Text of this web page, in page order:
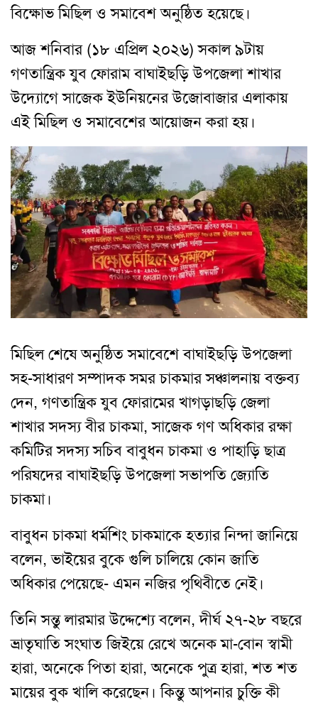
বিক্ষোভ মিছিল ও সমাবেশ অনুষ্ঠিত হয়েছে।
আজ শনিবার (১৮ এপ্রিল ২০২৬) সকাল ৯টায়
গণতান্ত্রিক যুব ফোরাম বাঘাইছড়ি উপজেলা শাখার
উদ্যোগে সাজেক ইউনিয়নের উজোবাজার এলাকায়
এই মিছিল ও সমাবেশের আয়োজন করা হয়।
মিছিল শেষে অনুষ্ঠিত সমাবেশে বাঘাইছড়ি উপজেলা
সহ-সাধারণ সম্পাদক সমর চাকমার সঞ্চালনায় বক্তব্য
দেন, গণতান্ত্রিক যুব ফোরামের খাগড়াছড়ি জেলা
শাখার সদস্য বীর চাকমা, সাজেক গণ অধিকার রক্ষা
কমিটির সদস্য সচিব বাবুধন চাকমা ও পাহাড়ি ছাত্র
পরিষদের বাঘাইছড়ি উপজেলা সভাপতি জ্যোতি
চাকমা।
বাবুধন চাকমা ধর্মশিং চাকমাকে হত্যার নিন্দা জানিয়ে
বলেন, ভাইয়ের বুকে গুলি চালিয়ে কোন জাতি
অধিকার পেয়েছে- এমন নজির পৃথিবীতে নেই।
তিনি সন্তু লারমার উদ্দেশ্যে বলেন, দীর্ঘ ২৭-২৮ বছরে
ভ্রাতৃঘাতি সংঘাত জিইয়ে রেখে অনেক মা-বোন স্বামী
হারা, অনেকে পিতা হারা, অনেকে পুত্র হারা, শত শত
মায়ের বুক খালি করেছেন। কিন্তু আপনার চুক্তি কী